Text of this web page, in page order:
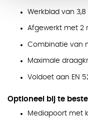
Werkblad van
Afgewerkt met 2
Combinatie van
Maximale
Voldoet aan EN
Optioneel bij te
Mediapoort met